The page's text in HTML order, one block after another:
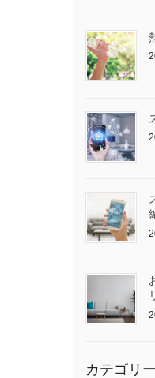
カテゴリー